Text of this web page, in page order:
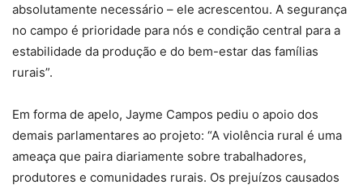
absolutamente necessário – ele acrescentou. A segurança
no campo é prioridade para nós e condição central para a
estabilidade da produção e do bem-estar das famílias
rurais”.
Em forma de apelo, Jayme Campos pediu o apoio dos
demais parlamentares ao projeto: “A violência rural é uma
ameaça que paira diariamente sobre trabalhadores,
produtores e comunidades rurais. Os prejuízos causados